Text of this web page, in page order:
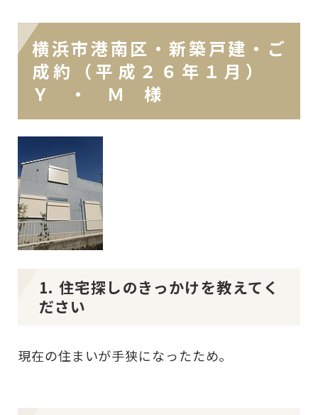
横浜市港南区・新築戸建・ご
成約（平成２６年１月）
Ｙ ・ Ｍ 様
1. 住宅探しのきっかけを教えてく
ださい
現在の住まいが手狭になったため。